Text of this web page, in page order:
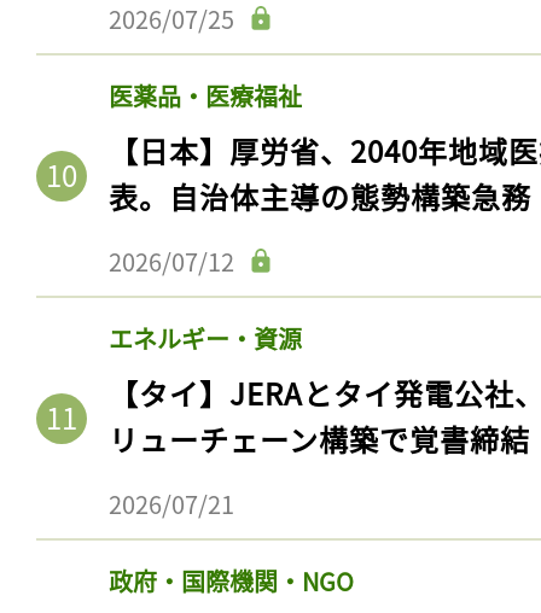
2026/07/25
医薬品・医療福祉
【日本】厚労省、2040年地域
表。自治体主導の態勢構築急務
2026/07/12
エネルギー・資源
【タイ】JERAとタイ発電公社
リューチェーン構築で覚書締結
2026/07/21
政府・国際機関・NGO
会員登録